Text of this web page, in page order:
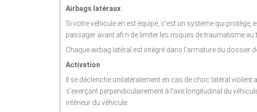
Airbags latéraux
Si votre véhicule en est équipé, c'est un système qui
passager avant afi n de limiter les risques de traumatisme au
Chaque airbag latéral est intégré dans l'armature du dossier
Activation
Il se déclenche unilatéralement en cas de choc latéral
s'exerçant perpendiculairement à l'axe longitudinal du
intérieur du véhicule.